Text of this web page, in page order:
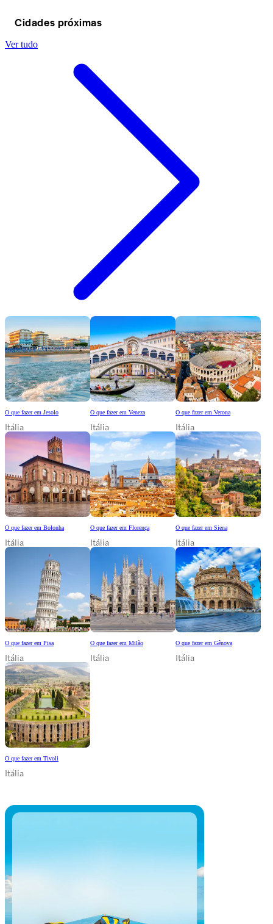
Cidades próximas
Ver tudo
O que fazer em Jesolo
Itália
O que fazer em Veneza
Itália
O que fazer em Verona
Itália
O que fazer em Bolonha
Itália
O que fazer em Florença
Itália
O que fazer em Siena
Itália
O que fazer em Pisa
Itália
O que fazer em Milão
Itália
O que fazer em Gênova
Itália
O que fazer em Tivoli
Itália